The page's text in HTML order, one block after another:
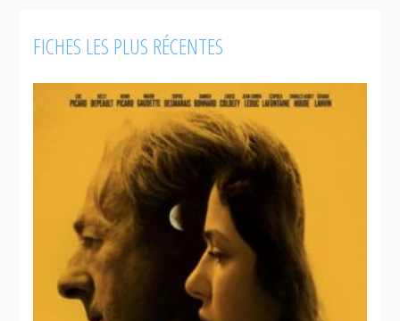
Soft Gun
FICHES LES PLUS RÉCENTES